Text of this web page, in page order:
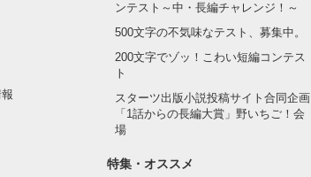
ンテスト～中・長編チャレンジ！～
500文字の不気味なテスト、募集中。
200文字でゾッ！こわい短編コンテス
ト
スターツ出版小説投稿サイト合同企画
「1話からの長編大賞」野いちご！会
場
特集・オススメ